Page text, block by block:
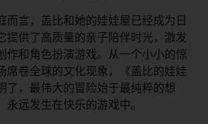
而言，盖比和她的娃娃屋已经成为日
提供了高质量的亲子陪伴时光，激发
作和角色扮演游戏。从一个小小的惊
席卷全球的文化现象，《盖比的娃娃
了，最伟大的冒险始于最纯粹的想
远发生在快乐的游戏中。